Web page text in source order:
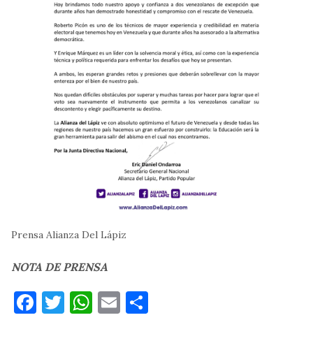
Prensa Alianza Del Lápiz
NOTA DE PRENSA
Facebook
Twitter
WhatsApp
Email